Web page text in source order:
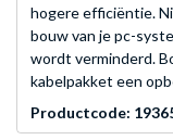
hogere efficiëntie.
bouw van je pc-
wordt verminderd.
kabelpakket een
Productcode: